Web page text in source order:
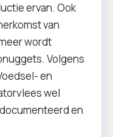
ervan. Ook
van
wordt
Volgens
en
wel
en